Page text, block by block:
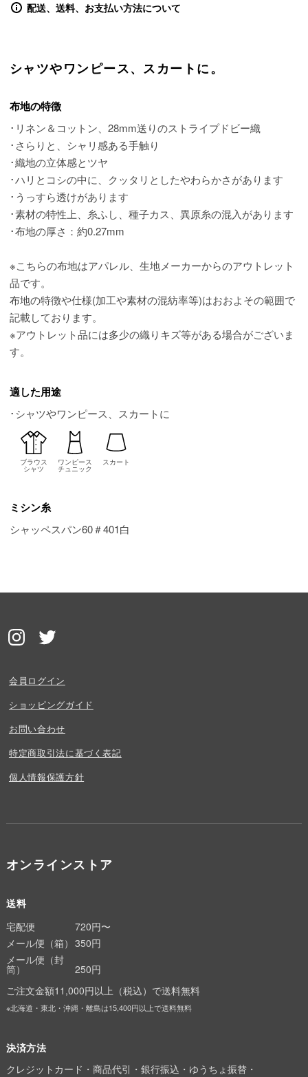
配送、送料、お支払い方法について
シャツやワンピース、スカートに。
布地の特徴
･リネン＆コットン、28mm送りのストライプドビー織
･さらりと、シャリ感ある手触り
･織地の立体感とツヤ
･ハリとコシの中に、クッタリとしたやわらかさがあります
･うっすら透けがあります
･素材の特性上、糸ふし、種子カス、異原糸の混入があります
･布地の厚さ：約0.27mm
※こちらの布地はアパレル、生地メーカーからのアウトレット
品です。
布地の特徴や仕様(加工や素材の混紡率等)はおおよその範囲で
記載しております。
※アウトレット品には多少の織りキズ等がある場合がございま
す。
適した用途
･シャツやワンピース、スカートに
ブラウス
シャツ
ワンピース
チュニック
スカート
ミシン糸
シャッペスパン60＃401白
会員ログイン
ショッピングガイド
お問い合わせ
特定商取引法に基づく表記
個人情報保護方針
オンラインストア
送料
宅配便
720円〜
メール便（箱） 350円
メール便（封
筒）
250円
ご注文金額11,000円以上（税込）で送料無料
※北海道・東北・沖縄・離島は15,400円以上で送料無料
決済方法
クレジットカード・商品代引・銀行振込・ゆうちょ振替・